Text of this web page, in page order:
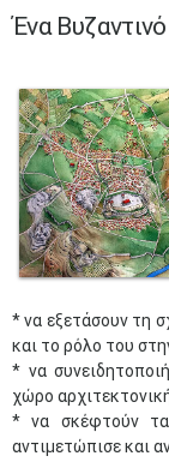
Ένα
* να εξετάσουν τη
και το ρόλο του
* να
χώρο
* να σκέφτούν τα
αντιμετώπισε και